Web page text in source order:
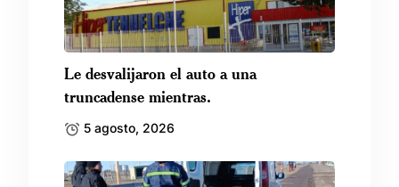
Le desvalijaron el auto a una
truncadense mientras.
5 agosto, 2026